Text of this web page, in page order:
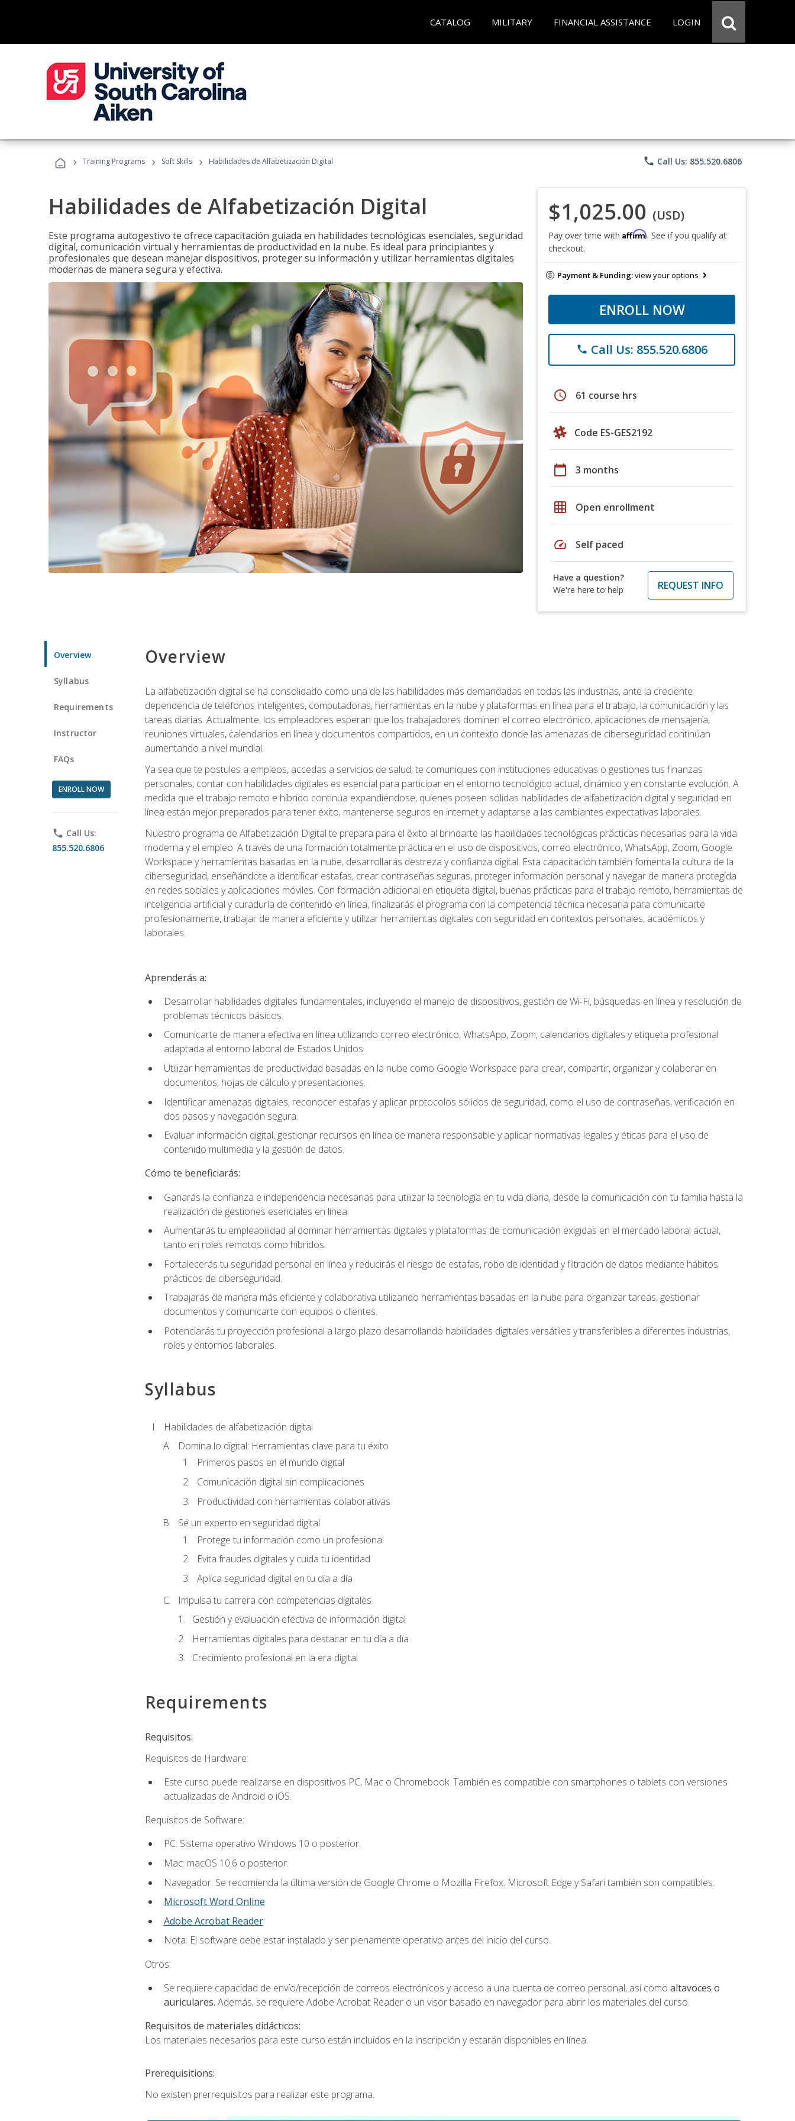
CATALOG MILITARY FINANCIAL ASSISTANCE LOGIN
› Training Programs › Soft Skills › Habilidades de Alfabetización Digital phone Call Us: 855.520.6806
Habilidades de Alfabetización Digital
Este programa autogestivo te ofrece capacitación guiada en habilidades tecnológicas esenciales, seguridad
digital, comunicación virtual y herramientas de productividad en la nube. Es ideal para principiantes y
profesionales que desean manejar dispositivos, proteger su información y utilizar herramientas digitales
modernas de manera segura y efectiva.
$1,025.00 (USD)
Pay over time with Affirm. See if you qualify at
checkout.
Payment & Funding:view your options
ENROLL NOW
phone Call Us: 855.520.6806
schedule 61 course hrs
Code ES-GES2192
calendar_today 3 months
grid_on Open enrollment
speed Self paced
Have a question?
We're here to help
REQUEST INFO
Overview
Syllabus
Requirements
Instructor
FAQs
ENROLL NOW
phone Call Us:
855.520.6806
Overview
La alfabetización digital se ha consolidado como una de las habilidades más demandadas en todas las industrias, ante la creciente
dependencia de teléfonos inteligentes, computadoras, herramientas en la nube y plataformas en línea para el trabajo, la comunicación y las
tareas diarias. Actualmente, los empleadores esperan que los trabajadores dominen el correo electrónico, aplicaciones de mensajería,
reuniones virtuales, calendarios en línea y documentos compartidos, en un contexto donde las amenazas de ciberseguridad continúan
aumentando a nivel mundial.
Ya sea que te postules a empleos, accedas a servicios de salud, te comuniques con instituciones educativas o gestiones tus finanzas
personales, contar con habilidades digitales es esencial para participar en el entorno tecnológico actual, dinámico y en constante evolución. A
medida que el trabajo remoto e híbrido continúa expandiéndose, quienes poseen sólidas habilidades de alfabetización digital y seguridad en
línea están mejor preparados para tener éxito, mantenerse seguros en internet y adaptarse a las cambiantes expectativas laborales.
Nuestro programa de Alfabetización Digital te prepara para el éxito al brindarte las habilidades tecnológicas prácticas necesarias para la vida
moderna y el empleo. A través de una formación totalmente práctica en el uso de dispositivos, correo electrónico, WhatsApp, Zoom, Google
Workspace y herramientas basadas en la nube, desarrollarás destreza y confianza digital. Esta capacitación también fomenta la cultura de la
ciberseguridad, enseñándote a identificar estafas, crear contraseñas seguras, proteger información personal y navegar de manera protegida
en redes sociales y aplicaciones móviles. Con formación adicional en etiqueta digital, buenas prácticas para el trabajo remoto, herramientas de
inteligencia artificial y curaduría de contenido en línea, finalizarás el programa con la competencia técnica necesaria para comunicarte
profesionalmente, trabajar de manera eficiente y utilizar herramientas digitales con seguridad en contextos personales, académicos y
laborales.
Aprenderás a:
Desarrollar habilidades digitales fundamentales, incluyendo el manejo de dispositivos, gestión de Wi-Fi, búsquedas en línea y resolución de
problemas técnicos básicos.
Comunicarte de manera efectiva en línea utilizando correo electrónico, WhatsApp, Zoom, calendarios digitales y etiqueta profesional
adaptada al entorno laboral de Estados Unidos.
Utilizar herramientas de productividad basadas en la nube como Google Workspace para crear, compartir, organizar y colaborar en
documentos, hojas de cálculo y presentaciones.
Identificar amenazas digitales, reconocer estafas y aplicar protocolos sólidos de seguridad, como el uso de contraseñas, verificación en
dos pasos y navegación segura.
Evaluar información digital, gestionar recursos en línea de manera responsable y aplicar normativas legales y éticas para el uso de
contenido multimedia y la gestión de datos.
Cómo te beneficiarás:
Ganarás la confianza e independencia necesarias para utilizar la tecnología en tu vida diaria, desde la comunicación con tu familia hasta la
realización de gestiones esenciales en línea.
Aumentarás tu empleabilidad al dominar herramientas digitales y plataformas de comunicación exigidas en el mercado laboral actual,
tanto en roles remotos como híbridos.
Fortalecerás tu seguridad personal en línea y reducirás el riesgo de estafas, robo de identidad y filtración de datos mediante hábitos
prácticos de ciberseguridad.
Trabajarás de manera más eficiente y colaborativa utilizando herramientas basadas en la nube para organizar tareas, gestionar
documentos y comunicarte con equipos o clientes.
Potenciarás tu proyección profesional a largo plazo desarrollando habilidades digitales versátiles y transferibles a diferentes industrias,
roles y entornos laborales.
Syllabus
Habilidades de alfabetización digital
Domina lo digital: Herramientas clave para tu éxito
Primeros pasos en el mundo digital
Comunicación digital sin complicaciones
Productividad con herramientas colaborativas
Sé un experto en seguridad digital
Protege tu información como un profesional
Evita fraudes digitales y cuida tu identidad
Aplica seguridad digital en tu día a día
Impulsa tu carrera con competencias digitales
Gestión y evaluación efectiva de información digital
Herramientas digitales para destacar en tu día a día
Crecimiento profesional en la era digital
Requirements
Requisitos:
Requisitos de Hardware:
Este curso puede realizarse en dispositivos PC, Mac o Chromebook. También es compatible con smartphones o tablets con versiones
actualizadas de Android o iOS.
Requisitos de Software:
PC: Sistema operativo Windows 10 o posterior.
Mac: macOS 10.6 o posterior.
Navegador: Se recomienda la última versión de Google Chrome o Mozilla Firefox. Microsoft Edge y Safari también son compatibles.
Microsoft Word Online
Adobe Acrobat Reader
Nota: El software debe estar instalado y ser plenamente operativo antes del inicio del curso.
Otros:
Se requiere capacidad de envío/recepción de correos electrónicos y acceso a una cuenta de correo personal, así como altavoces o
auriculares. Además, se requiere Adobe Acrobat Reader o un visor basado en navegador para abrir los materiales del curso.
Requisitos de materiales didácticos:
Los materiales necesarios para este curso están incluidos en la inscripción y estarán disponibles en línea.
Prerequisitions:
No existen prerrequisitos para realizar este programa.